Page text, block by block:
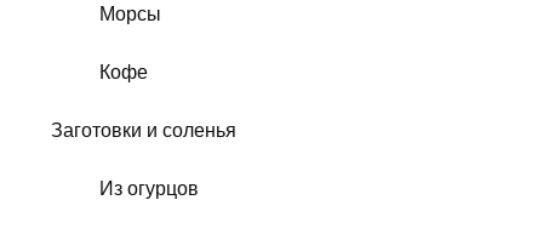
Морсы
Кофе
Заготовки и соленья
Из огурцов